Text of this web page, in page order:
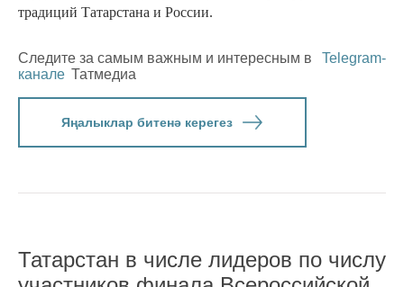
традиций Татарстана и России.
Следите за самым важным и интересным в
Telegram-
канале Татмедиа
Яңалыклар битенә керегез
Татарстан в числе лидеров по числу